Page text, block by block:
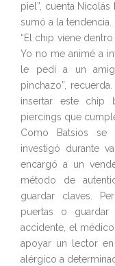
piel”, cuenta
sumó a la tendencia.
“El chip viene
Yo no me animé a
le pedí a un
pinchazo”,
insertar este chip
piercings que
Como Batsios se
investigó durante
encargó a un
método de
guardar claves.
puertas o
accidente, el
apoyar un lector
alérgico a